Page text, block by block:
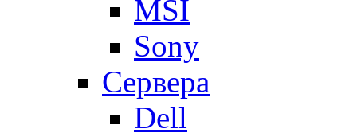
MSI
Sony
Сервера
Dell